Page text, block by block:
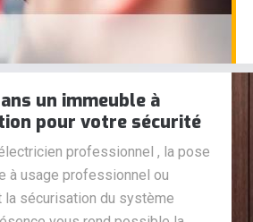
un immeuble à
pour votre sécurité
professionnel , la pose
à usage professionnel ou
la sécurisation du système